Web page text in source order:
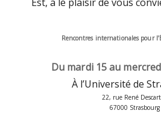
Rencontres internationales pour
Du mardi 15 au
À l’Université de
22, rue René
67000 Strasbourg